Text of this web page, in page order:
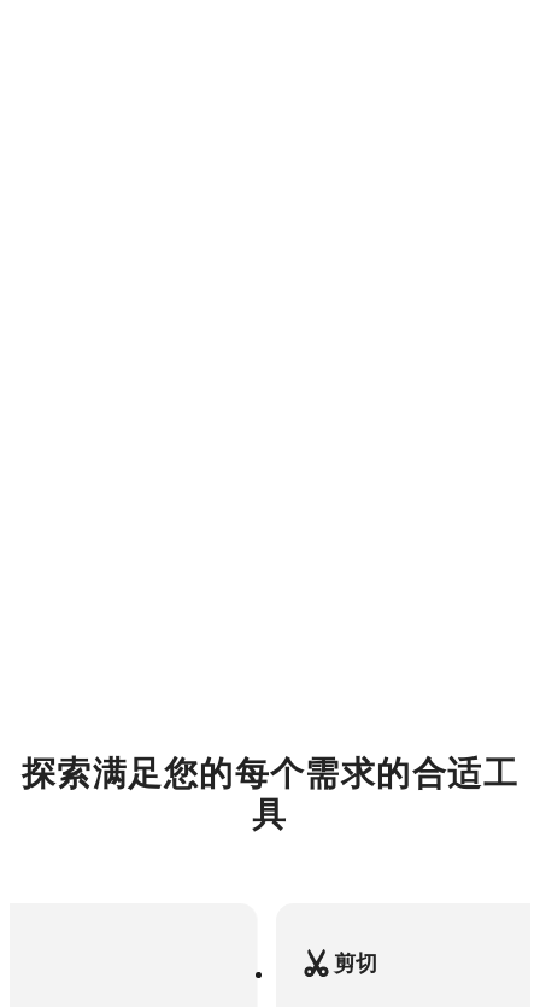
探索满足您的每个需求的合适工
具
剪切